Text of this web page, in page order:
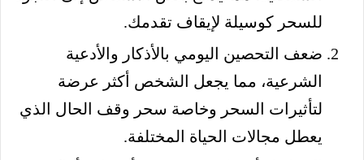
للسحر كوسيلة لإيقاف تقدمك.
ضعف التحصين اليومي بالأذكار والأدعية
الشرعية، مما يجعل الشخص أكثر عرضة
لتأثيرات السحر وخاصة سحر وقف الحال الذي
يعطل مجالات الحياة المختلفة.